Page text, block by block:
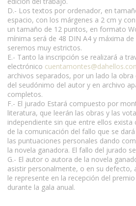
D.- Los textos por ordenador, en
espacio, con los márgenes a 2 cm y
un tamaño de 12 puntos, en formato
mínima será de 48 DIN A4 y máxima
seremos muy estrictos.
E.- Tanto la inscripción se realizará a
electrónico
archivos separados, por un lado la
del seudónimo del autor y en archivo
completos.
F.- El jurado Estará compuesto por
literatura, que leerán las obras y las
independiente sin que entre ellos
de la comunicación del fallo que se
las puntuaciones personales dando
la novela ganadora. El fallo del jurado
G.- El autor o autora de la novela
asistir personalmente, o en su defecto,
le represente en la recepción del
durante la gala anual.